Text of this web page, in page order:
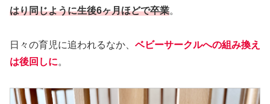
はり同じように生後6ヶ月ほどで卒業。
日々の育児に追われるなか、 ベビーサークルへの組み換え
は後回しに。